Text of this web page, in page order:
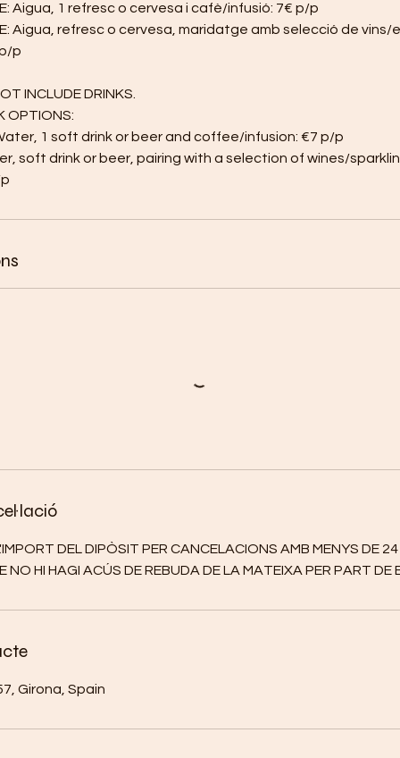
Aigua, 1 refresc o cervesa i cafè/infusió: 7€ p/p
Aigua, refresc o cervesa, maridatge amb selecció de vins/
p
INCLUDE DRINKS.
OPTIONS:
Water, 1 soft drink or beer and coffee/infusion: €7 p/p
soft drink or beer, pairing with a selection of wines/
DEL DIPÒSIT PER CANCELACIONS AMB MENYS DE 24
NO HI HAGI ACÚS DE REBUDA DE LA MATEIXA PER PART DE
Girona, Spain